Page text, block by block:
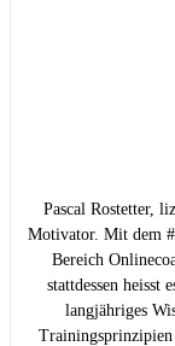
Pascal Rostetter,
Motivator. Mit dem
Bereich
stattdessen heisst
langjähriges